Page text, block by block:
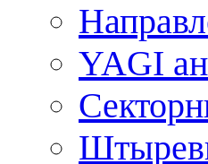
YAGI